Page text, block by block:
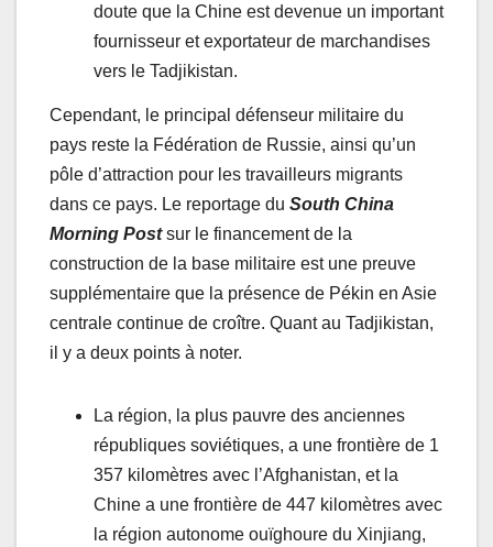
doute que la Chine est devenue un important
fournisseur et exportateur de marchandises
vers le Tadjikistan.
Cependant, le principal défenseur militaire du
pays reste la Fédération de Russie, ainsi qu’un
pôle d’attraction pour les travailleurs migrants
dans ce pays. Le reportage du South China
Morning Postsur le financement de la
construction de la base militaire est une preuve
supplémentaire que la présence de Pékin en Asie
centrale continue de croître. Quant au Tadjikistan,
il y a deux points à noter.
La région, la plus pauvre des anciennes
républiques soviétiques, a une frontière de 1
357 kilomètres avec l’Afghanistan, et la
Chine a une frontière de 447 kilomètres avec
la région autonome ouïghoure du Xinjiang,